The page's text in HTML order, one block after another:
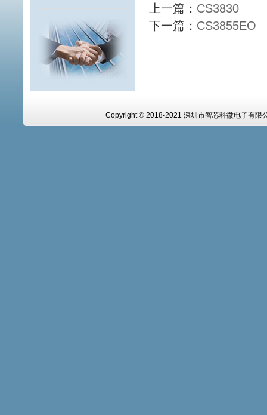
上一篇： CS3830
下一篇： CS3855EO
Copyright © 2018-2021 深圳市智芯科微电子有限